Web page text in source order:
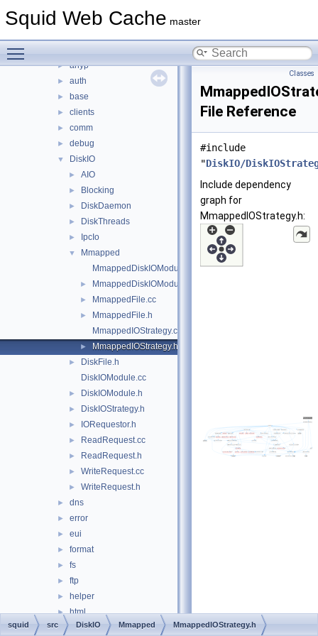
Squid Web Cache master
▼ src
► anyp
► auth
► base
► clients
► comm
► debug
▼ DiskIO
► AIO
► Blocking
► DiskDaemon
► DiskThreads
► IpcIo
▼
Mmapped
MmappedDiskIOModule.cc
► MmappedDiskIOModule.h
► MmappedFile.cc
►
MmappedFile.h
MmappedIOStrategy.cc
► MmappedIOStrategy.h
►
DiskFile.h
DiskIOModule.cc
► DiskIOModule.h
► DiskIOStrategy.h
► IORequestor.h
► ReadRequest.cc
► ReadRequest.h
► WriteRequest.cc
► WriteRequest.h
► dns
► error
► eui
► format
► fs
► ftp
► helper
► html
► http
Classes
File Reference
#include
"DiskIO/
Include dependency
graph for
MmappedIOStrategy.h:
squid src DiskIO Mmapped MmappedIOStrategy.h